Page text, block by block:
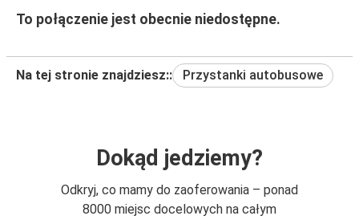
To połączenie jest obecnie niedostępne.
Na tej stronie znajdziesz:: Przystanki autobusowe
Dokąd jedziemy?
Odkryj, co mamy do zaoferowania – ponad
8000 miejsc docelowych na całym